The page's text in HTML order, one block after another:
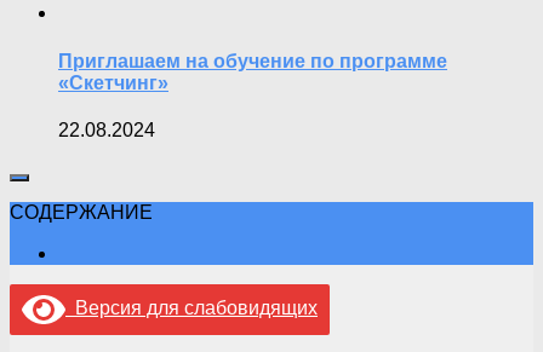
Приглашаем на обучение по программе
«Скетчинг»
22.08.2024
СОДЕРЖАНИЕ
Версия для слабовидящих